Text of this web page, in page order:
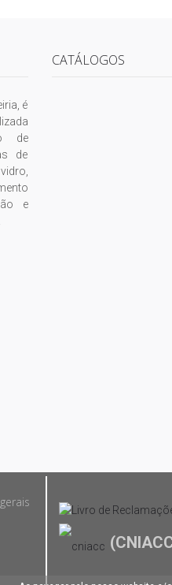
é
de
de
e
CATÁLOGOS